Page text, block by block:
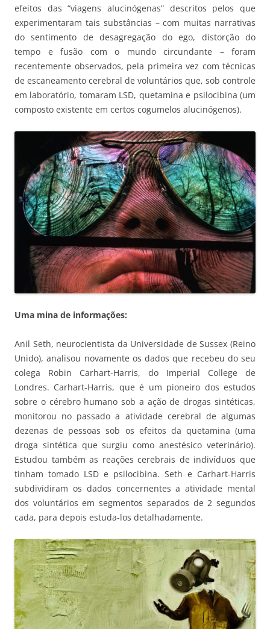
efeitos das “viagens alucinógenas” descritos pelos que
experimentaram tais substâncias – com muitas narrativas
do sentimento de desagregação do ego, distorção do
tempo e fusão com o mundo circundante – foram
recentemente observados, pela primeira vez com técnicas
de escaneamento cerebral de voluntários que, sob controle
em laboratório, tomaram LSD, quetamina e psilocibina (um
composto existente em certos cogumelos alucinógenos).
Uma mina de informações:
Anil Seth, neurocientista da Universidade de Sussex (Reino
Unido), analisou novamente os dados que recebeu do seu
colega Robin Carhart-Harris, do Imperial College de
Londres. Carhart-Harris, que é um pioneiro dos estudos
sobre o cérebro humano sob a ação de drogas sintéticas,
monitorou no passado a atividade cerebral de algumas
dezenas de pessoas sob os efeitos da quetamina (uma
droga sintética que surgiu como anestésico veterinário).
Estudou também as reações cerebrais de indivíduos que
tinham tomado LSD e psilocibina. Seth e Carhart-Harris
subdividiram os dados concernentes a atividade mental
dos voluntários em segmentos separados de 2 segundos
cada, para depois estuda-los detalhadamente.